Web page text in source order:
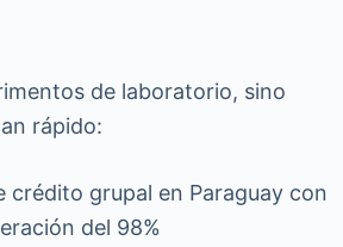
de laboratorio, sino
rápido:
crédito grupal en Paraguay con
del 98%